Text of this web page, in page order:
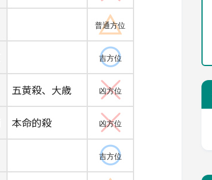
普通方位
吉方位
五黄殺、大歳 凶方位
本命的殺 凶方位
吉方位